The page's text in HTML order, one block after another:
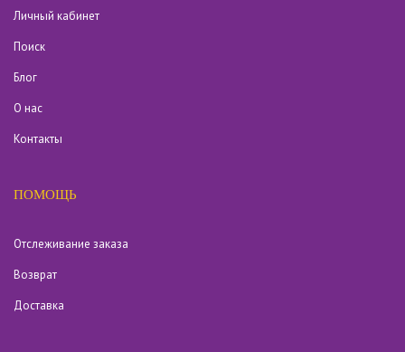
Личный кабинет
Поиск
Блог
О нас
Контакты
ПОМОЩЬ
Отслеживание заказа
Возврат
Доставка